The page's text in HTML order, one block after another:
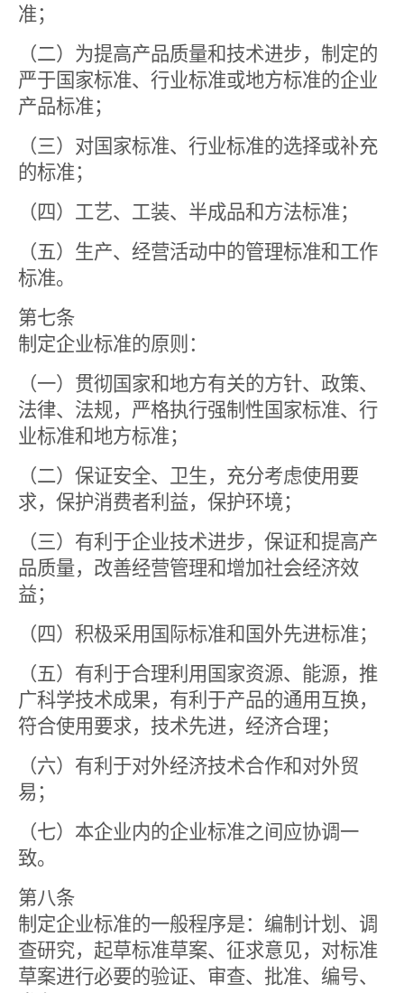
准；
（二）为提高产品质量和技术进步，制定的
严于国家标准、行业标准或地方标准的企业
产品标准；
（三）对国家标准、行业标准的选择或补充
的标准；
（四）工艺、工装、半成品和方法标准；
（五）生产、经营活动中的管理标准和工作
标准。
第七条
制定企业标准的原则：
（一）贯彻国家和地方有关的方针、政策、
法律、法规，严格执行强制性国家标准、行
业标准和地方标准；
（二）保证安全、卫生，充分考虑使用要
求，保护消费者利益，保护环境；
（三）有利于企业技术进步，保证和提高产
品质量，改善经营管理和增加社会经济效
益；
（四）积极采用国际标准和国外先进标准；
（五）有利于合理利用国家资源、能源，推
广科学技术成果，有利于产品的通用互换，
符合使用要求，技术先进，经济合理；
（六）有利于对外经济技术合作和对外贸
易；
（七）本企业内的企业标准之间应协调一
致。
第八条
制定企业标准的一般程序是：编制计划、调
查研究，起草标准草案、征求意见，对标准
草案进行必要的验证、审查、批准、编号、